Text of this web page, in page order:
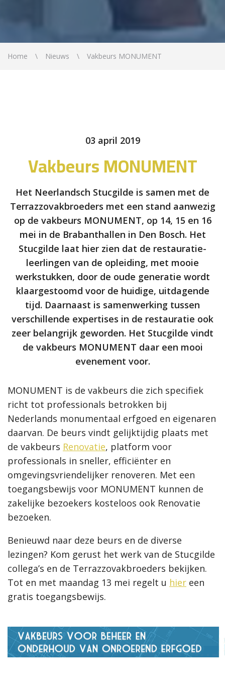
Home Nieuws Vakbeurs MONUMENT
03 april 2019
Vakbeurs MONUMENT
Het Neerlandsch Stucgilde is samen met de
Terrazzovakbroeders met een stand aanwezig
op de vakbeurs MONUMENT, op 14, 15 en 16
mei in de Brabanthallen in Den Bosch. Het
Stucgilde laat hier zien dat de restauratie-
leerlingen van de opleiding, met mooie
werkstukken, door de oude generatie wordt
klaargestoomd voor de huidige, uitdagende
tijd. Daarnaast is samenwerking tussen
verschillende expertises in de restauratie ook
zeer belangrijk geworden. Het Stucgilde vindt
de vakbeurs MONUMENT daar een mooi
evenement voor.
MONUMENT is de vakbeurs die zich specifiek
richt tot professionals betrokken bij
Nederlands monumentaal erfgoed en eigenaren
daarvan. De beurs vindt gelijktijdig plaats met
de vakbeurs Renovatie, platform voor
professionals in sneller, efficiënter en
omgevingsvriendelijker renoveren. Met een
toegangsbewijs voor MONUMENT kunnen de
zakelijke bezoekers kosteloos ook Renovatie
bezoeken.
Benieuwd naar deze beurs en de diverse
lezingen? Kom gerust het werk van de Stucgilde
collega’s en de Terrazzovakbroeders bekijken.
Tot en met maandag 13 mei regelt u hier een
gratis toegangsbewijs.